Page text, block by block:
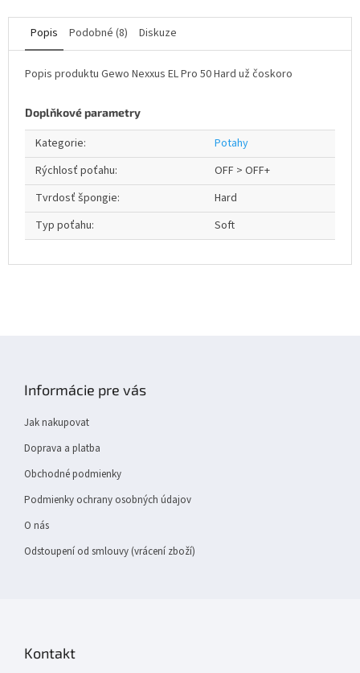
Popis Podobné (8) Diskuze
Popis produktu Gewo Nexxus EL Pro 50 Hard už čoskoro
Doplňkové parametry
Kategorie:
Potahy
Rýchlosť poťahu:
OFF > OFF+
Tvrdosť špongie:
Hard
Typ poťahu: Soft
Informácie pre vás
Jak nakupovat
Doprava a platba
Obchodné podmienky
Podmienky ochrany osobných údajov
O nás
Odstoupení od smlouvy (vrácení zboží)
Kontakt